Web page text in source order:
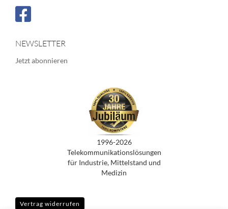
NEWSLETTER
Jetzt abonnieren
1996-2026
Telekommunikationslösungen
für Industrie, Mittelstand und
Medizin
Vertrag widerrufen